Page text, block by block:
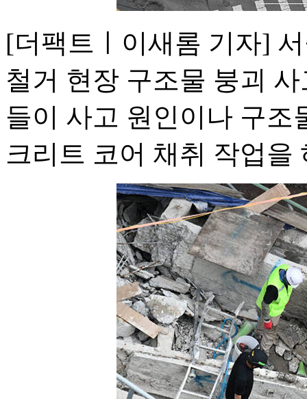
[더팩트ㅣ이새롬 기자]
철거 현장 구조물 붕괴
들이 사고 원인이나 구조
크리트 코어 채취 작업을